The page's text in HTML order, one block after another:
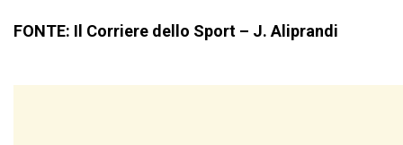
FONTE: Il Corriere dello Sport – J. Aliprandi